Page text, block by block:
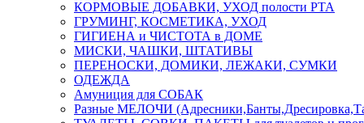
КОРМОВЫЕ ДОБАВКИ, УХОД полости РТА
ГРУМИНГ, КОСМЕТИКА, УХОД
ГИГИЕНА и ЧИСТОТА в ДОМЕ
МИСКИ, ЧАШКИ, ШТАТИВЫ
ПЕРЕНОСКИ, ДОМИКИ, ЛЕЖАКИ, СУМКИ
ОДЕЖДА
Амуниция для СОБАК
Разные МЕЛОЧИ